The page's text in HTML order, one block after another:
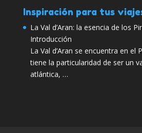
Inspiración para tus
La Val d’Aran: la esencia de los
Introducción
La Val d’Aran se encuentra en el
tiene la particularidad de ser un
atlántica, …